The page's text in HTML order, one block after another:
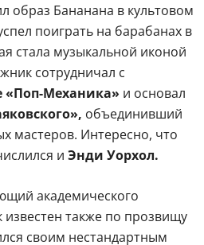
образ Бананана в культовом
поиграть на барабанах в
стала музыкальной иконой
сотрудничал с
«Поп-Механика» и основал
объединивший
мастеров. Интересно, что
и Энди Уорхол.
академического
также по прозвищу
своим нестандартным